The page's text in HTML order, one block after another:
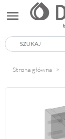
menu
Strona główna